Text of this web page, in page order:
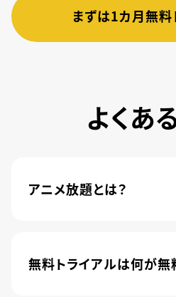
まずは1カ月無料
よくあ
アニメ放題とは？
されました。
無料トライアルは何が無